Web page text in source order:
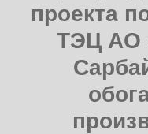
проекта
ТЭЦ АО